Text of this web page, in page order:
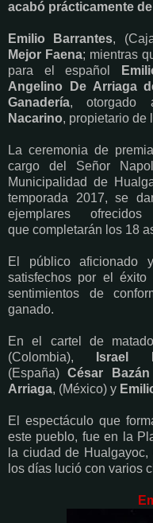
acabó prácticamente
Emilio Barrantes,
Mejor Faena; mientras
para el español
Angelino De Arriaga
Ganadería, otorgado
Nacarino, propietario de
La ceremonia de
cargo del Señor
Municipalidad de
temporada 2017, se
ejemplares
que completarán los 18
El público aficionado
satisfechos por el éxito
sentimientos de
ganado.
En el cartel de
(Colombia),
Israel
(España)
César
Arriaga, (México) y
El espectáculo que
este pueblo, fue en la
la ciudad de
los días lució con varios